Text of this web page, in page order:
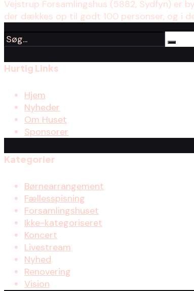
Vejstrup Forsamlingshus (5882, Sydfyn) er
der dækkes op til godt 100 personser, og i
Hurtig Links
Hjem
Nyheder
Om Huset
Sponsorer
Kategorier
Børnearrangement
Fællesspisning
Forsamlingshuset
Ikke-kategoriseret
Koncert
Livestream
Nyhed
Renovering
Vision